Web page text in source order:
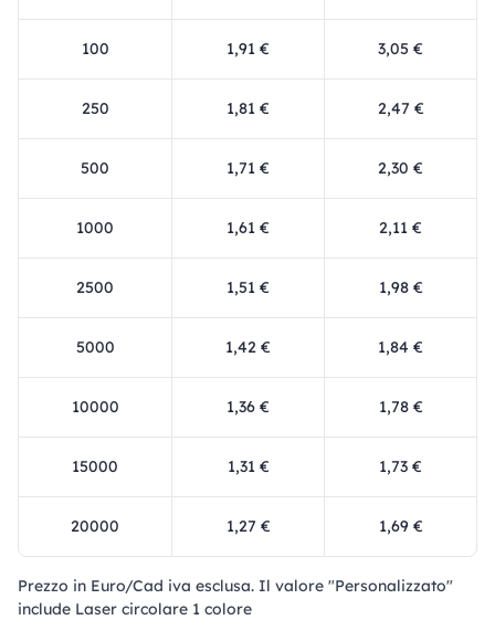
100 1,91 € 3,05 €
250 1,81 € 2,47 €
500 1,71 € 2,30 €
1000 1,61 € 2,11 €
2500 1,51 € 1,98 €
5000 1,42 € 1,84 €
10000 1,36 € 1,78 €
15000 1,31 € 1,73 €
20000 1,27 € 1,69 €
Prezzo in Euro/Cad iva esclusa. Il valore "Personalizzato"
include Laser circolare 1 colore